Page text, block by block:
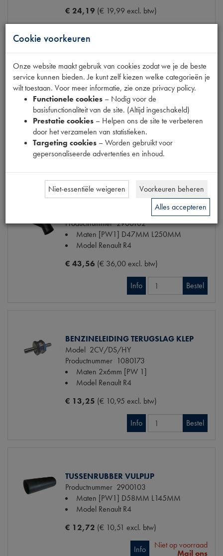
€ 24,19 (€ 19,99 excl. btw)
TUSSENRUBBER VULPIJP
Productnummer2900101
Maten[PW1] D47MM L220MM
Model Renault R4
€ 24,15 (€ 19,96 excl. btw)
Info
Productnummer2900102
Maten [PW1] D47MM L250MM
Model Renault R4
€ 43,56 (€ 36,00 excl. btw)
Info Bestel
BENZINELEIDING TERUGSLAG KLEP
Model 2CV/DS/HY
Productnummer 1080173
Maten 2x6mm [PW 1]
Model Renault R4
€ 13,25 (€ 10,95 excl. btw)
Info Bestel
TUSSENRUBBER VULPIJP
Productnummer 2900103
Maten [PW1] D58MM L145MM
Model Renault R4
€ 12,72 (€ 10,51 excl. btw)
Info
Niet op voorraad
Mail ons
Cookie voorkeuren
Onze website maakt gebruik van cookies zodat we je de beste
service kunnen bieden. Je kunt zelf kiezen welke categorieën je
wilt toestaan. Voor meer informatie, zie onze privacy policy.
Functionele cookies – Nodig voor de
basisfunctionaliteit van de site. (Altijd ingeschakeld)
Prestatie cookies – Helpen ons de site te verbeteren
door het verzamelen van statistieken.
Targeting cookies – Worden gebruikt voor
gepersonaliseerde advertenties en inhoud.
Niet-essentiële weigeren
Voorkeuren beheren
Alles accepteren